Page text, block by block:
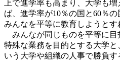
上で進学率も高まり、大学も
ば、進学率が10％の国と60％
みんなを平等に教育しようと
みんなが同じものを平等に目
特殊な業務を目的とする大学
いう大学や組織の人事で勝負す